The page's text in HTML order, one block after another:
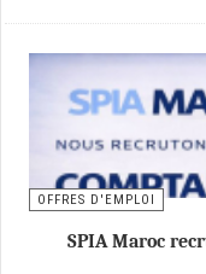
OFFRES D'EMPLOI
SPIA Maroc